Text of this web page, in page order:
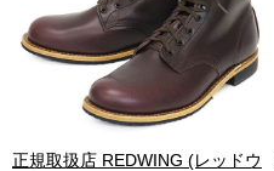
正規取扱店 REDWING (レッドウ